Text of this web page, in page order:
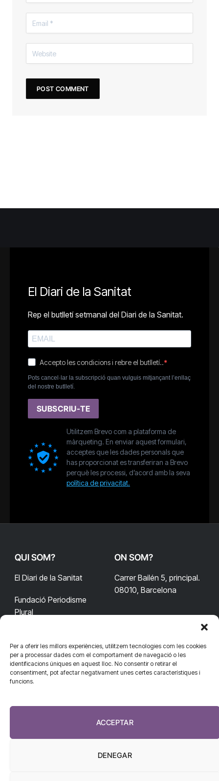
Per a oferir les millors experiències, utilitzem tecnologies com les cookies
per a processar dades com el comportament de navegació o les
identificacions úniques en aquest lloc. No consentir o retirar el
consentiment, pot afectar negativament unes certes característiques i
funcions.
ACCEPTAR
DENEGAR
El Diari de la Sanitat
Rep el butlletí setmanal del Diari de la Sanitat.
Accepto les condicions i rebre el butlletí..
Pots cancel·lar la subscripció quan vulguis mitjançant l’enllaç
del nostre butlletí.
SUBSCRIU-TE
Utilitzem Brevo com a plataforma de
màrqueting. En enviar aquest formulari,
acceptes que les dades personals que
has proporcionat es transferiran a Brevo
perquè les processi, d’acord amb la seva
política de privacitat.
QUI SOM?
El Diari de la Sanitat
Fundació Periodisme
Plural
ON SOM?
Carrer Bailén 5, principal.
08010, Barcelona
CONTACTA'NS
redaccio@diarisanitat.cat
932 311 247
CONNECTA